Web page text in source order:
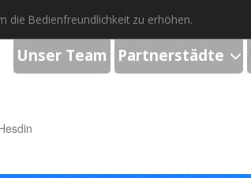
die Bedienfreundlichkeit zu erhöhen.
Unser Team Partnerstädte